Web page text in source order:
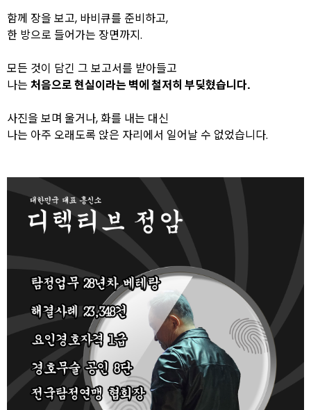
함께 장을 보고, 바비큐를 준비하고,
한 방으로 들어가는 장면까지.
모든 것이 담긴 그 보고서를 받아들고
나는 처음으로 현실이라는 벽에 철저히 부딪혔습니다.
사진을 보며 울거나, 화를 내는 대신
나는 아주 오래도록 앉은 자리에서 일어날 수 없었습니다.